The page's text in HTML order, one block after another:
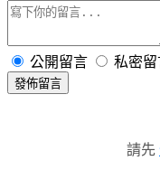
公開留言 私密留
發佈留言
請先